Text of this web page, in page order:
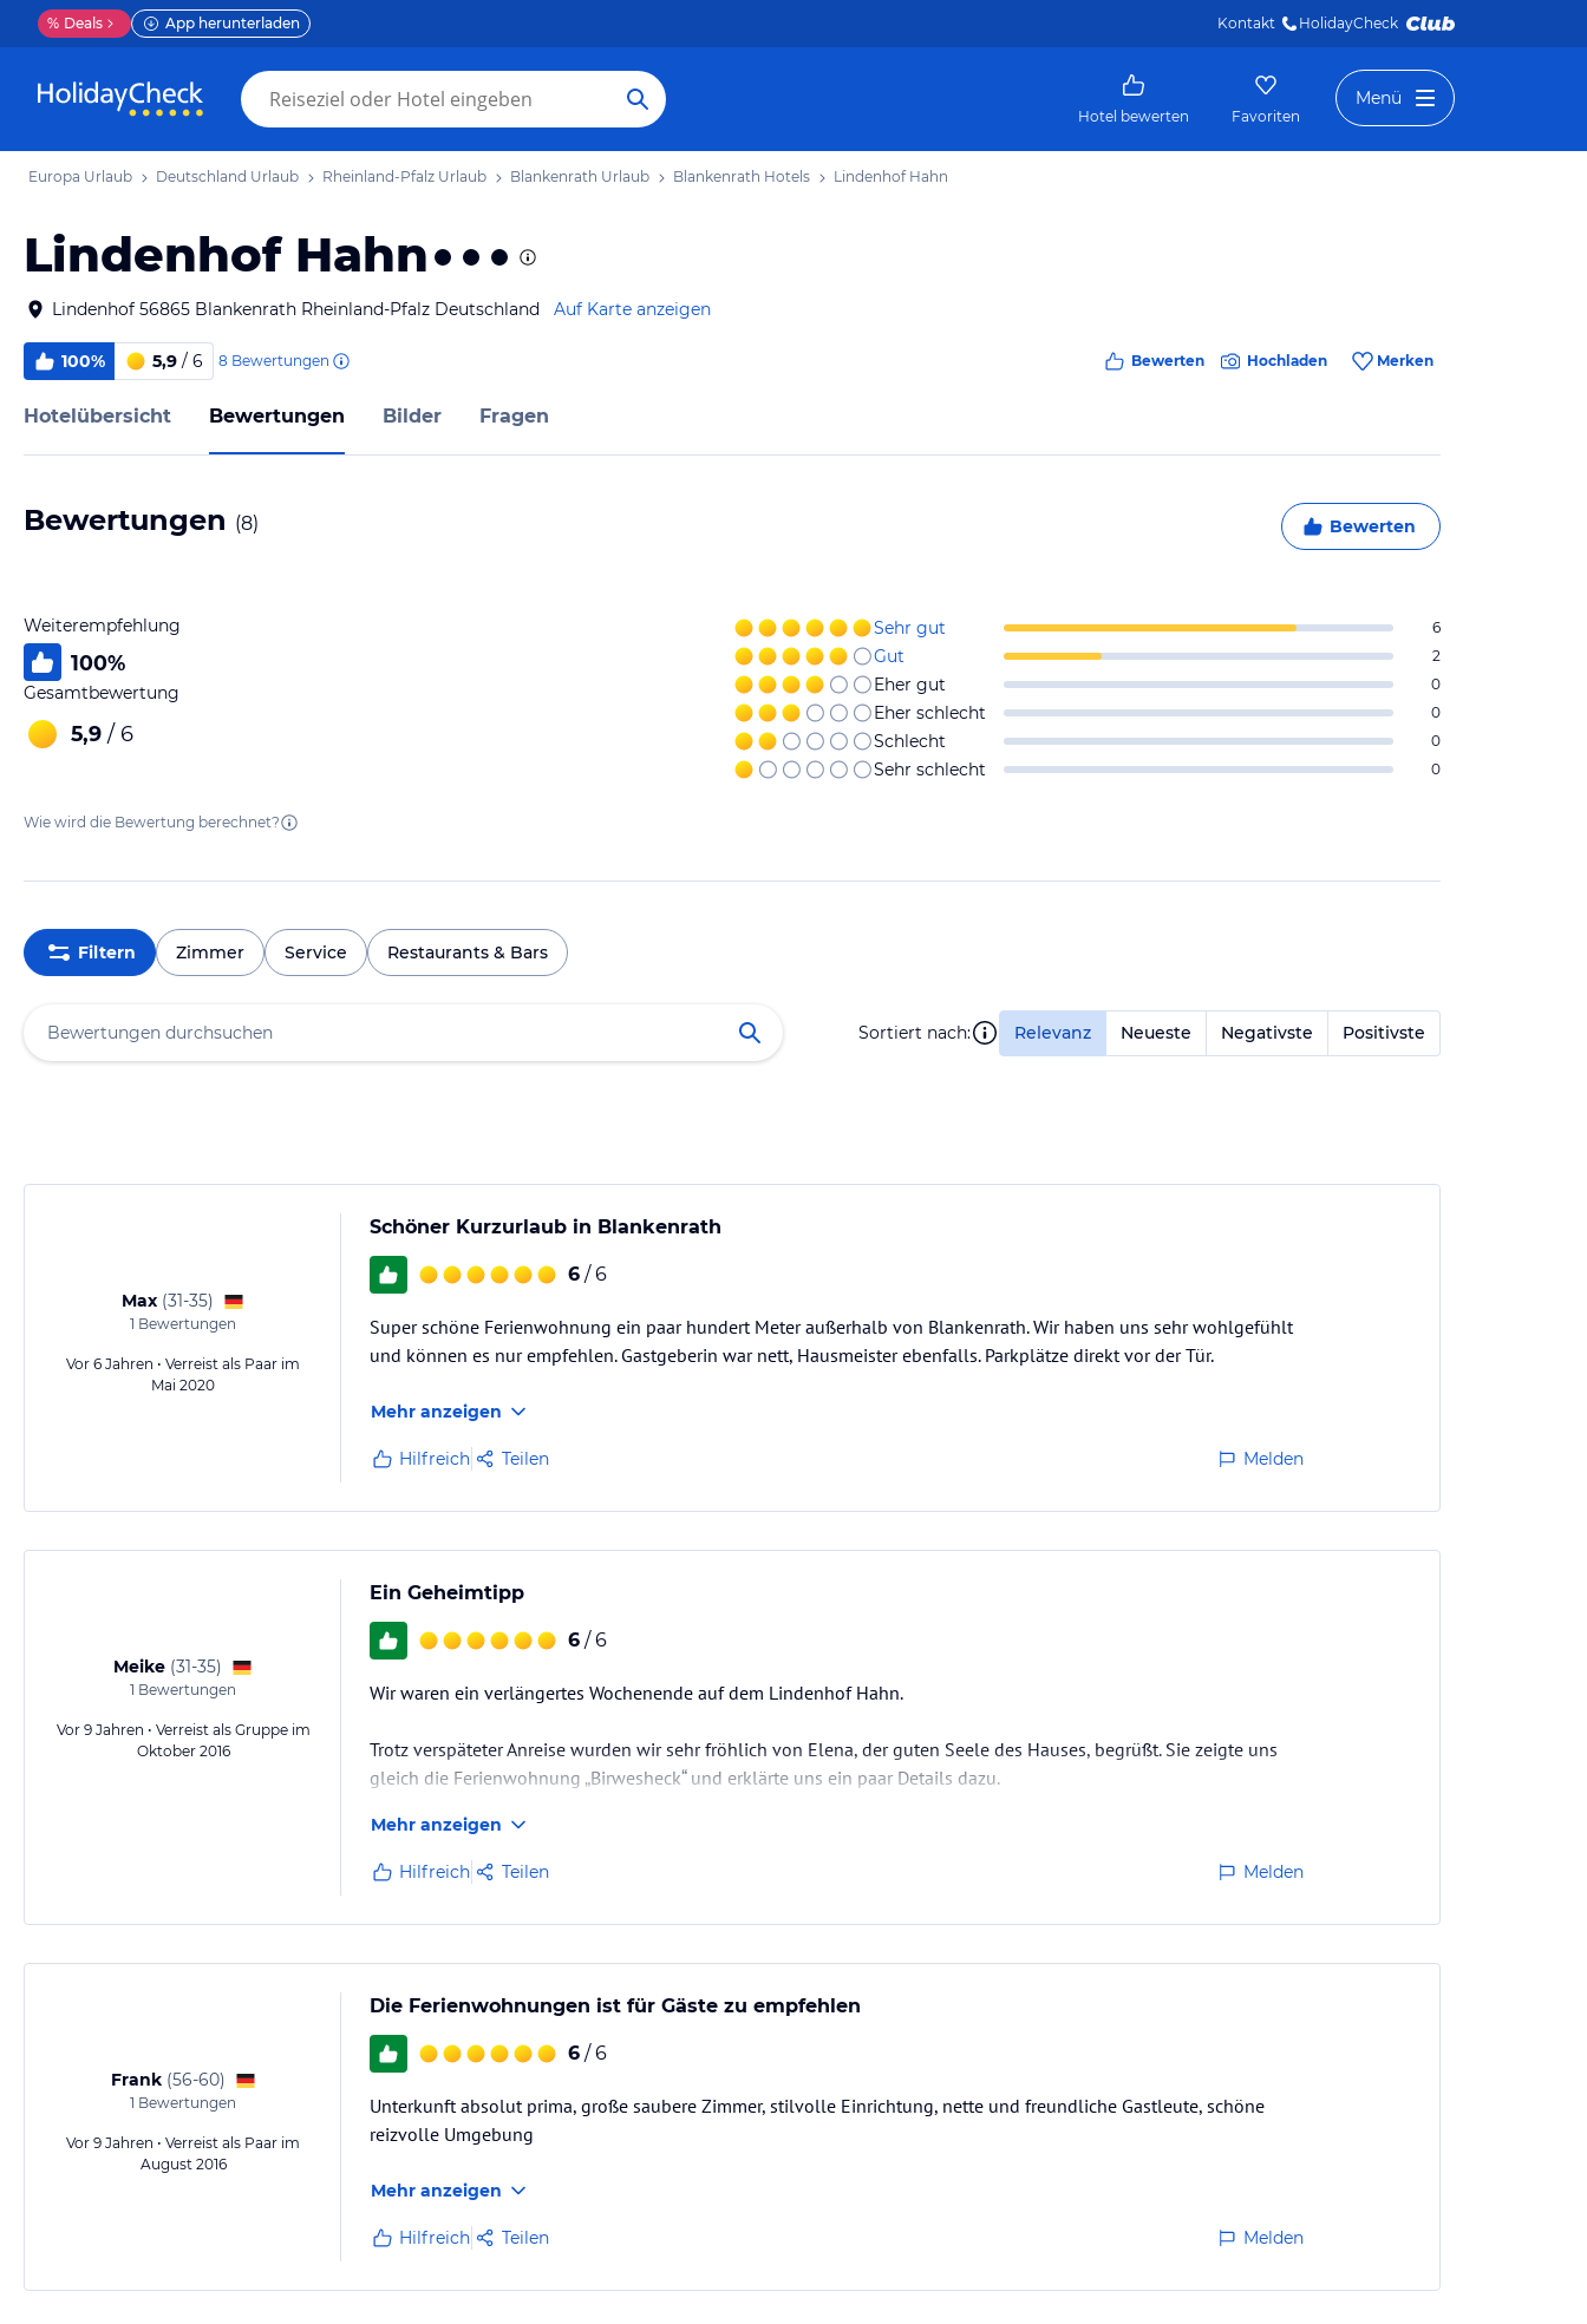
% Deals App herunterladen Kontakt HolidayCheck
Hotel bewerten Favoriten
Menü
Europa Urlaub Deutschland Urlaub Rheinland-Pfalz Urlaub Blankenrath Urlaub Blankenrath Hotels Lindenhof Hahn
Lindenhof Hahn
Lindenhof 56865 Blankenrath Rheinland-Pfalz Deutschland Auf Karte anzeigen
100% 5,9 / 6 8 Bewertungen Bewerten Hochladen Merken
Hotelübersicht Bewertungen Bilder Fragen
Bewertungen (8) Bewerten
Weiterempfehlung
100%
Gesamtbewertung
5,9 / 6
Sehr gut 6
Gut 2
Eher gut 0
Eher schlecht 0
Schlecht 0
Sehr schlecht 0
Wie wird die Bewertung berechnet?
Filtern Zimmer Service Restaurants & Bars
Sortiert nach: Relevanz Neueste Negativste Positivste
Max (31-35)
1 Bewertungen
Vor 6 Jahren • Verreist als Paar im
Mai 2020
Schöner Kurzurlaub in Blankenrath
6 / 6
Super schöne Ferienwohnung ein paar hundert Meter außerhalb von Blankenrath. Wir haben uns sehr wohlgefühlt
und können es nur empfehlen. Gastgeberin war nett, Hausmeister ebenfalls. Parkplätze direkt vor der Tür.
Mehr anzeigen
Hilfreich Teilen Melden
Meike (31-35)
1 Bewertungen
Vor 9 Jahren • Verreist als Gruppe im
Oktober 2016
Ein Geheimtipp
6 / 6
Wir waren ein verlängertes Wochenende auf dem Lindenhof Hahn.
Trotz verspäteter Anreise wurden wir sehr fröhlich von Elena, der guten Seele des Hauses, begrüßt. Sie zeigte uns
gleich die Ferienwohnung „Birwesheck“ und erklärte uns ein paar Details dazu.
Die Wohnung ist sehr schön ausgestattet. Es gibt ein neu gestaltetes Duschbad, zwei vollwertige Schlafzimmer mit
je einem Doppelbett (welche sehr bequem waren) und einen offenen Wohn-Essbereich mit einer modernen Küche,
wo man alles vorfindet, was man…
Mehr anzeigen
Hilfreich Teilen Melden
Frank (56-60)
1 Bewertungen
Vor 9 Jahren • Verreist als Paar im
August 2016
Die Ferienwohnungen ist für Gäste zu empfehlen
6 / 6
Unterkunft absolut prima, große saubere Zimmer, stilvolle Einrichtung, nette und freundliche Gastleute, schöne
reizvolle Umgebung
Mehr anzeigen
Hilfreich Teilen Melden